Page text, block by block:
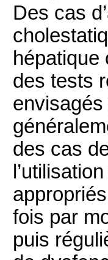
Des cas
hépatique
des tests
des cas
fois par
puis